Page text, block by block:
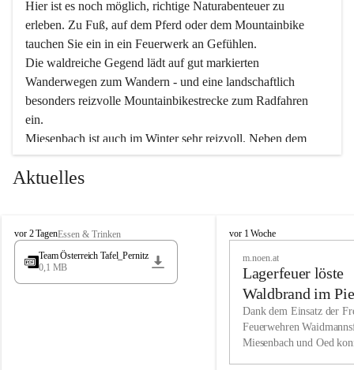
Hier ist es noch möglich, richtige Naturabenteuer zu
erleben. Zu Fuß, auf dem Pferd oder dem Mountainbike
tauchen Sie ein in ein Feuerwerk an Gefühlen.
Die waldreiche Gegend lädt auf gut markierten
Wanderwegen zum Wandern - und eine landschaftlich
besonders reizvolle Mountainbikestrecke zum Radfahren
ein.
Miesenbach ist auch im Winter sehr reizvoll. Neben dem
Eisstockschießen gibt es auf dem nahe gelegenen Unterberg
wunderschöne Naturschneepisten, die zum Schifahren oder
vielfältige Angebot unserer Kulturvereine.
Überzeugen Sie sich selbst, dass Sie in Miesenbach sowie
in den Beherbergungsbetrieben, Gaststätten und urigen
Wir kennen Miesenbach als lebens- und liebenswerten Ort.
Tradition und Innovation werden ebenso groß geschrieben
Aktuelles
M
i
s
vor 2 TagenEssen & Trinken
Team Österreich Tafel_Pernitz
0,1 MB
M
h
vor 1 Woche
m.noen.at
Lagerfeuer löste
Waldbrand im
aus
Dank dem Einsatz der
Feuerwehren
Miesenbach und Oed